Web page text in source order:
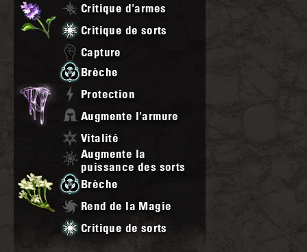
Critique d'armes
Critique de sorts
Capture
Brèche
Protection
Augmente l'armure
Vitalité
Augmente la
puissance des sorts
Brèche
Rend de la Magie
Critique de sorts